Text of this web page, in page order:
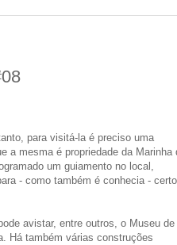
para visitá-la é preciso uma
a mesma é propriedade da Marinha
um guiamento no local,
- como também é conhecia -
avistar, entre outros, o Museu de
Há também várias construções